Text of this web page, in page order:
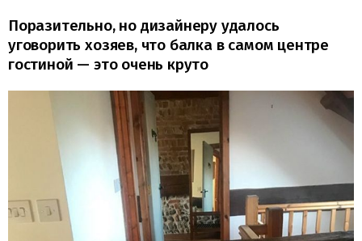
Поразительно, но дизайнеру удалось
уговорить хозяев, что балка в самом центре
гостиной — это очень круто